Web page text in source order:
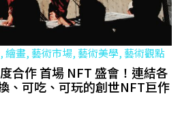
繪畫, 藝術市場, 藝術美學, 藝術觀點
合作 首場 NFT 盛會！連結各
、可吃、可玩的創世NFT巨作